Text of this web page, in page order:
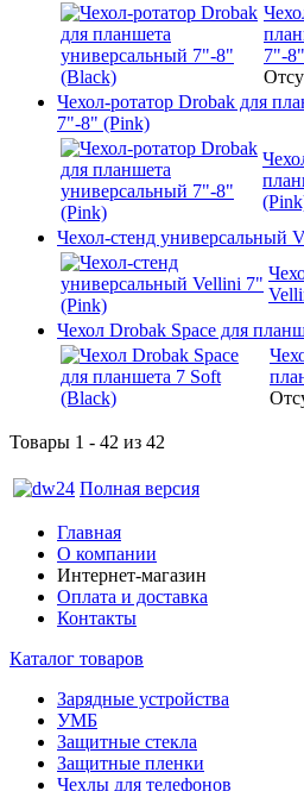
7"-
Чехол-ротатор Drobak для
7"-8" (Pink)
Чехол-стенд универсальный
Чехол Drobak Space для
Товары 1 - 42 из 42
Полная версия
Главная
О компании
Интернет-магазин
Оплата и доставка
Контакты
Каталог товаров
Зарядные устройства
УМБ
Защитные стекла
Защитные пленки
Чехлы для телефонов